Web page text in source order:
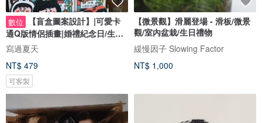
數位
【盲盒圖案設計】|可愛卡
通Q版情侶插畫|婚禮紀念日/生日
禮物客製
寫過夏天
NT$ 479
可客製
【微景觀】滑麗登場 - 滑板/微景
觀/室內盆栽/生日禮物
緩慢因子 Slowing Factor
NT$ 1,000